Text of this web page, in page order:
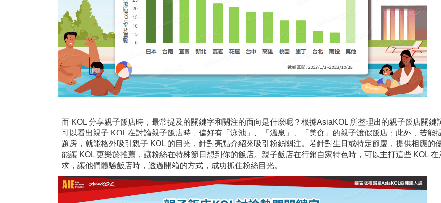
而 KOL 分享親子飯店時，最常提及的關鍵字和關注的面向是什麼呢？根據AsiaKOL 所整理出的親子飯店關鍵
可以看出親子 KOL 在討論親子飯店時，偏好有「泳池」、「溫泉」、「美食」的親子渡假飯店；此外，若能
題房，就能格外吸引親子 KOL 的目光，針對亮點介紹來吸引粉絲關注。若針對生日或特定節慶，提供相應的
能讓 KOL 更樂於推薦，讓粉絲在特殊節日想到你的飯店。親子飯店在行銷自家特色時，可以主打這些 KOL 在
求，讓他們體驗飯店時，透過開箱的方式，成功抓住粉絲目光。